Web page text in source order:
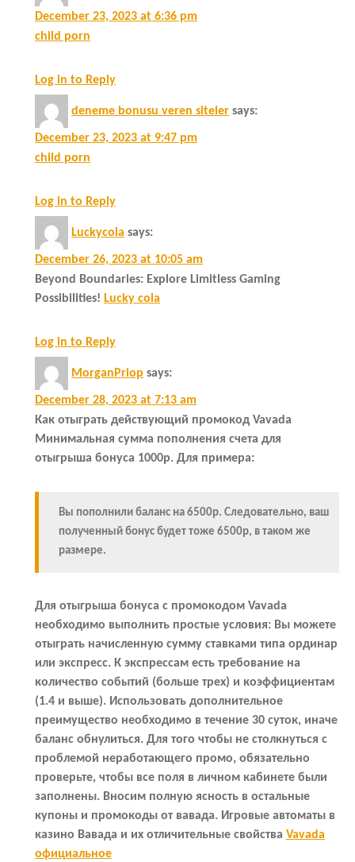
December 23, 2023 at 6:36 pm
child porn
Log in to Reply
deneme bonusu veren siteler says:
December 23, 2023 at 9:47 pm
child porn
Log in to Reply
Luckycola says:
December 26, 2023 at 10:05 am
Beyond Boundaries: Explore Limitless Gaming
Possibilities! Lucky cola
Log in to Reply
MorganPriop says:
December 28, 2023 at 7:13 am
Как отыграть действующий промокод Vavada
Минимальная сумма пополнения счета для
отыгрыша бонуса 1000р. Для примера:
Вы пополнили баланс на 6500р. Следовательно, ваш
полученный бонус будет тоже 6500р, в таком же
размере.
Для отыгрыша бонуса с промокодом Vavada
необходимо выполнить простые условия: Вы можете
отыграть начисленную сумму ставками типа ординар
или экспресс. К экспрессам есть требование на
количество событий (больше трех) и коэффициентам
(1.4 и выше). Использовать дополнительное
преимущество необходимо в течение 30 суток, иначе
баланс обнулиться. Для того чтобы не столкнуться с
проблемой неработающего промо, обязательно
проверьте, чтобы все поля в личном кабинете были
заполнены. Вносим полную ясность в остальные
купоны и промокоды от вавада. Игровые автоматы в
казино Вавада и их отличительные свойства Vavada
официальное